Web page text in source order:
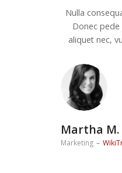
Nulla
Donec
aliquet nec,
Martha
Marketing –